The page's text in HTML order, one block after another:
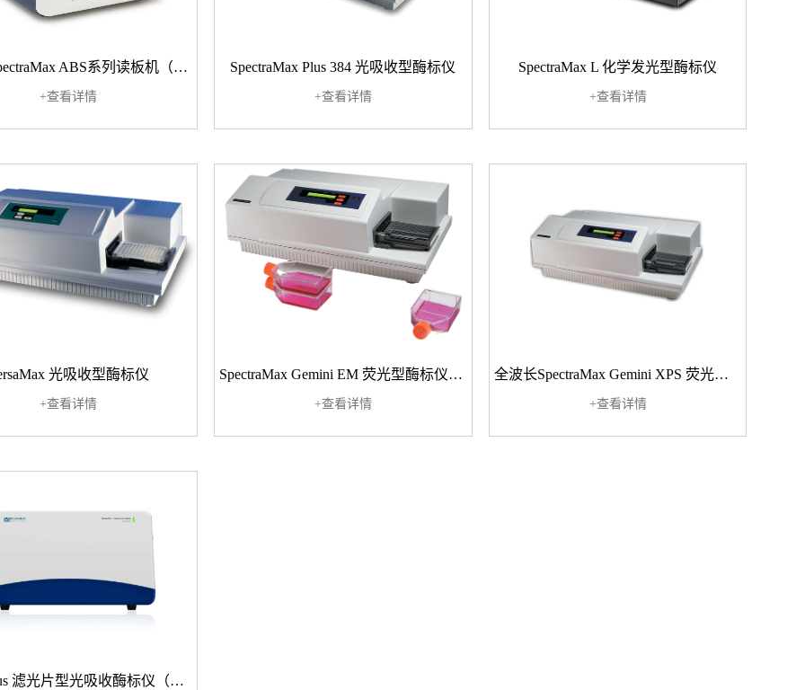
光吸收SpectraMax ABS系列读板机（紧凑且灵活）
+查看详情
SpectraMax Plus 384 光吸收型酶标仪
+查看详情
SpectraMax L 化学发光型酶标仪
+查看详情
光吸收型酶标仪
+查看详情
SpectraMax Gemini EM 荧光型酶标仪（全波长、双光路）
+查看详情
全波长SpectraMax Gemini XPS 荧光型酶标仪
+查看详情
CMax Plus 滤光片型光吸收酶标仪（多通道、固定波长）